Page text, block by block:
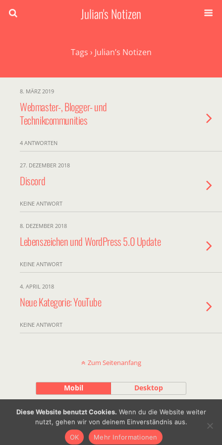
Julian's Notizen
Tags › Julian’s Notizen
8. MÄRZ 2019
Webmaster-, Blogger- und
Technikcommunities
4 ANTWORTEN
27. DEZEMBER 2018
Discord
KEINE ANTWORT
8. DEZEMBER 2018
Lebenszeichen und WordPress 5.0 Update
KEINE ANTWORT
4. APRIL 2018
Neue Kategorie: YouTube
KEINE ANTWORT
Zum Seitenanfang
Mobil Desktop
by Julian Machalett |Impressum|
Diese Website benutzt Cookies. Wenn du die Website weiter
nutzt, gehen wir von deinem Einverständnis aus.
OK
Mehr Informationen